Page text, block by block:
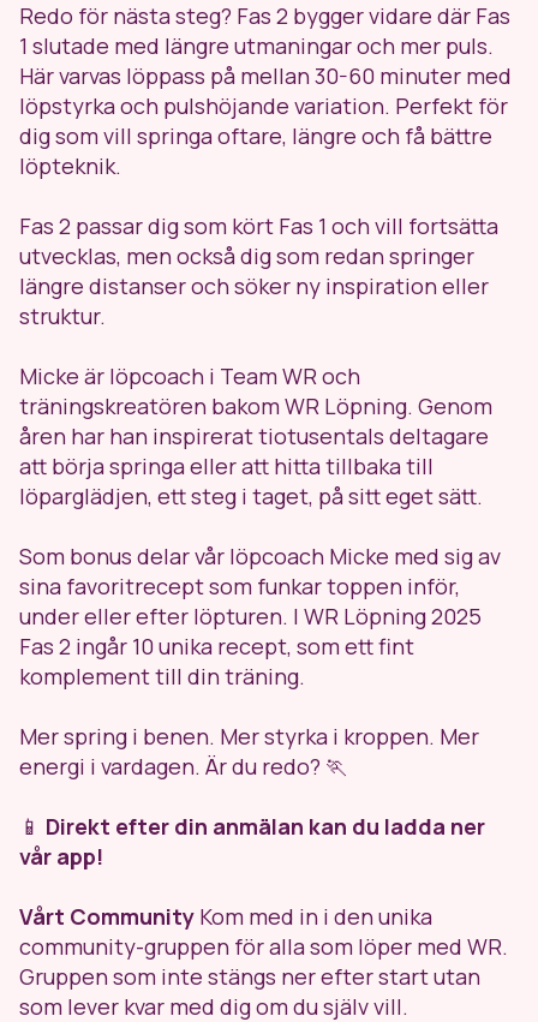
Redo för nästa steg? Fas 2 bygger vidare där Fas
1 slutade med längre utmaningar och mer puls.
Här varvas löppass på mellan 30-60 minuter med
löpstyrka och pulshöjande variation. Perfekt för
dig som vill springa oftare, längre och få bättre
löpteknik.
Fas 2 passar dig som kört Fas 1 och vill fortsätta
utvecklas, men också dig som redan springer
längre distanser och söker ny inspiration eller
struktur.
Micke är löpcoach i Team WR och
träningskreatören bakom WR Löpning. Genom
åren har han inspirerat tiotusentals deltagare
att börja springa eller att hitta tillbaka till
löparglädjen, ett steg i taget, på sitt eget sätt.
Som bonus delar vår löpcoach Micke med sig av
sina favoritrecept som funkar toppen inför,
under eller efter löpturen. I WR Löpning 2025
Fas 2 ingår 10 unika recept, som ett fint
komplement till din träning.
Mer spring i benen. Mer styrka i kroppen. Mer
energi i vardagen. Är du redo? 🏃
📱 Direkt efter din anmälan kan du ladda ner
vår app!
Vårt Community Kom med in i den unika
community-gruppen för alla som löper med WR.
Gruppen som inte stängs ner efter start utan
som lever kvar med dig om du själv vill.